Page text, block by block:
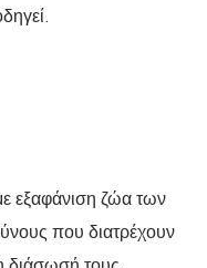
εξαφάνιση ζώα των
που διατρέχουν